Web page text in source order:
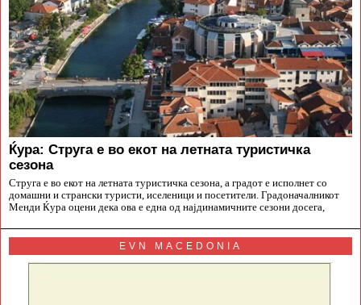
Ќура: Струга е во екот на летната туристичка
сезона
Струга е во екот на летната туристичка сезона, а градот е исполнет со
домашни и странски туристи, иселеници и посетители. Градоначалникот
Менди Ќура оцени дека ова е една од најдинамичните сезони досега,
EVN MACEDONIA